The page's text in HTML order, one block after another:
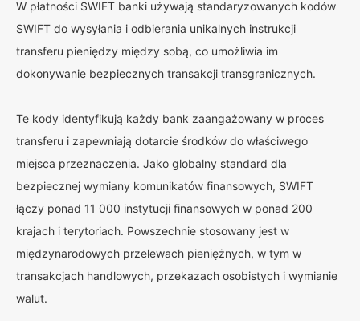
W płatności SWIFT banki używają standaryzowanych kodów
SWIFT do wysyłania i odbierania unikalnych instrukcji
transferu pieniędzy między sobą, co umożliwia im
dokonywanie bezpiecznych transakcji transgranicznych.
Te kody identyfikują każdy bank zaangażowany w proces
transferu i zapewniają dotarcie środków do właściwego
miejsca przeznaczenia. Jako globalny standard dla
bezpiecznej wymiany komunikatów finansowych, SWIFT
łączy ponad 11 000 instytucji finansowych w ponad 200
krajach i terytoriach. Powszechnie stosowany jest w
międzynarodowych przelewach pieniężnych, w tym w
transakcjach handlowych, przekazach osobistych i wymianie
walut.